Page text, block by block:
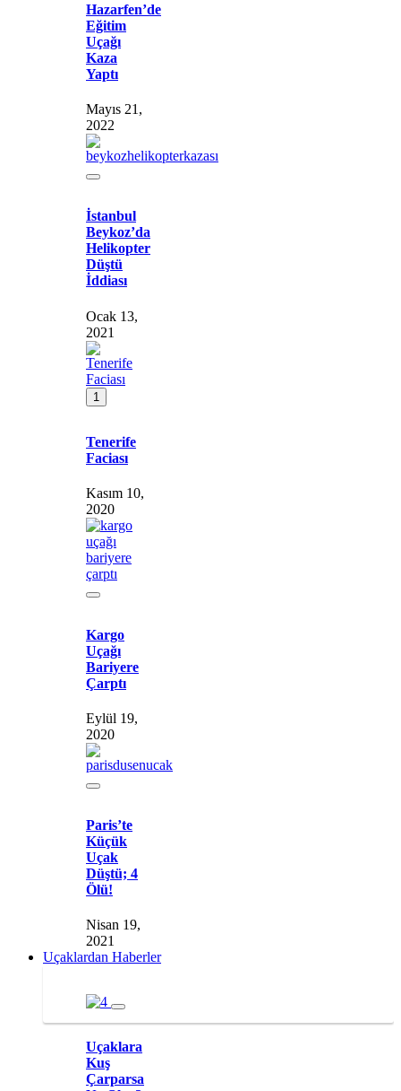
Hazarfen’de
Eğitim
Uçağı
Kaza
Yaptı
Mayıs 21,
2022
İstanbul
Beykoz’da
Helikopter
Düştü
İddiası
Ocak 13,
2021
1
Tenerife
Faciası
Kasım 10,
2020
Kargo
Uçağı
Bariyere
Çarptı
Eylül 19,
2020
Paris’te
Küçük
Uçak
Düştü; 4
Ölü!
Nisan 19,
2021
Uçaklardan Haberler
Uçaklara
Kuş
Çarparsa